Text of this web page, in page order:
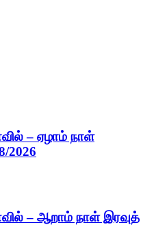
– ஏழாம் நாள்
2026
– ஆறாம் நாள் இரவுத்